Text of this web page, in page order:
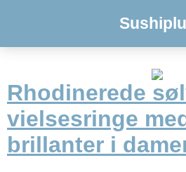
Rhodinerede
vielsesringe
brillanter i